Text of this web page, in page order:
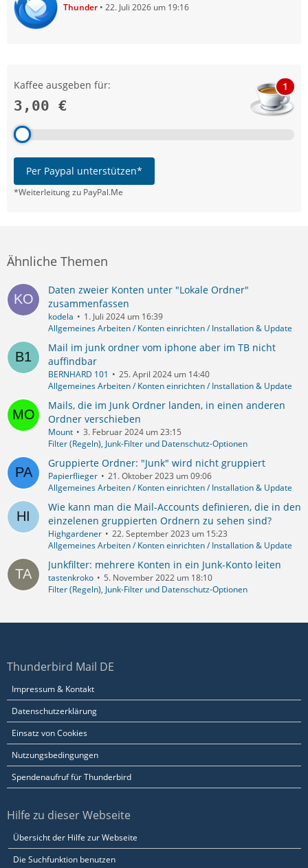
Thunder 22. Juli 2026 um 19:16
Kaffee ausgeben für:
3,00 €
1
Per Paypal unterstützen*
*Weiterleitung zu PayPal.Me
Ähnliche Themen
Daten zweier Konten unter "Lokale Ordner"
zusammenfassen
kodela
1. Juli 2024 um 16:39
Allgemeines Arbeiten / Konten einrichten / Installation & Update
Mail im junk ordner vom iphone aber im TB nicht
auffindbar
BERNHARD 101
25. April 2024 um 14:40
Allgemeines Arbeiten / Konten einrichten / Installation & Update
Mails, die im Junk Ordner landen, in einen anderen
Ordner verschieben
Mount
3. Februar 2024 um 23:15
Filter (Regeln), Junk-Filter und Datenschutz-Optionen
Gruppierte Ordner: "Junk" wird nicht gruppiert
Papierflieger
21. Oktober 2023 um 09:06
Allgemeines Arbeiten / Konten einrichten / Installation & Update
Wie kann man die Mail-Accounts definieren, die in den
einzelenen gruppierten Ordnern zu sehen sind?
Highgardener
22. September 2023 um 15:23
Allgemeines Arbeiten / Konten einrichten / Installation & Update
Junkfilter: mehrere Konten in ein Junk-Konto leiten
tastenkroko
5. November 2022 um 18:10
Filter (Regeln), Junk-Filter und Datenschutz-Optionen
Thunderbird Mail DE
Impressum & Kontakt
Datenschutzerklärung
Einsatz von Cookies
Nutzungsbedingungen
Spendenaufruf für Thunderbird
Hilfe zu dieser Webseite
Übersicht der Hilfe zur Webseite
Die Suchfunktion benutzen